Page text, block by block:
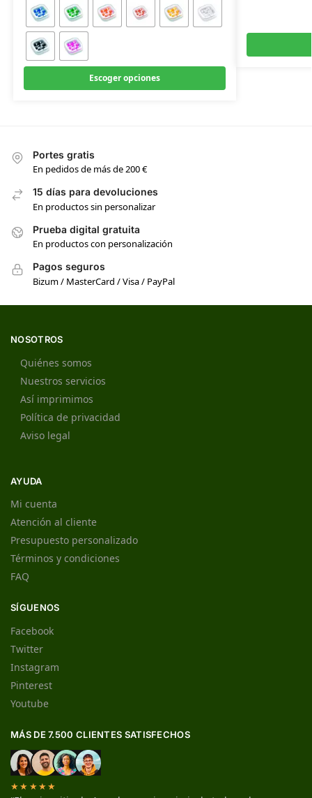
Escoger opciones
Portes gratis
En pedidos de más de 200 €
15 días para devoluciones
En productos sin personalizar
Prueba digital gratuita
En productos con personalización
Pagos seguros
Bizum / MasterCard / Visa / PayPal
NOSOTROS
Quiénes somos
Nuestros servicios
Así imprimimos
Política de privacidad
Aviso legal
AYUDA
Mi cuenta
Atención al cliente
Presupuesto personalizado
Términos y condiciones
FAQ
SÍGUENOS
Facebook
Twitter
Instagram
Pinterest
Youtube
MÁS DE 7.500 CLIENTES SATISFECHOS
★★★★★